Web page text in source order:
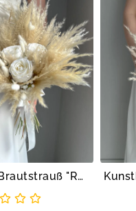
Kunstblumen Brautstrauß "Rosen und Pampas"